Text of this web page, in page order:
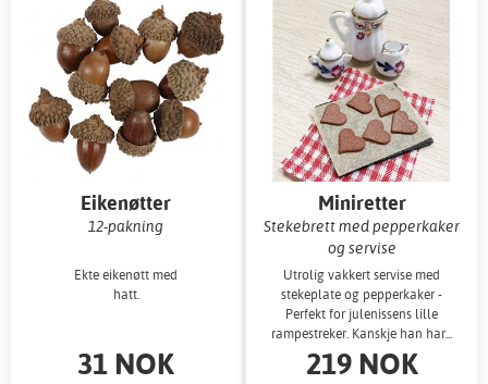
Eikenøtter
12-pakning
Ekte eikenøtt med
hatt.
31 NOK
Miniretter
Stekebrett med pepperkaker
og servise
Utrolig vakkert servise med
stekeplate og pepperkaker -
Perfekt for julenissens lille
rampestreker. Kanskje han har...
219 NOK